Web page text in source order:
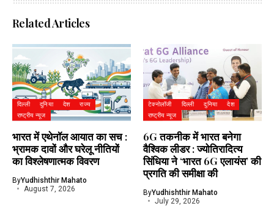
Related Articles
दिल्ली दुनिया देश
राज्य
राष्ट्रीय न्यूज
भारत में एथेनॉल आयात का सच :
भ्रामक दावों और घरेलू नीतियों
का विश्लेषणात्मक विवरण
ByYudhishthir Mahato
August 7, 2026
टेक्नोलॉजी दिल्ली दुनिया
देश
राष्ट्रीय न्यूज
6G तकनीक में भारत बनेगा
वैश्विक लीडर : ज्योतिरादित्य
सिंधिया ने ‘भारत 6G एलायंस’ की
प्रगति की समीक्षा की
ByYudhishthir Mahato
July 29, 2026